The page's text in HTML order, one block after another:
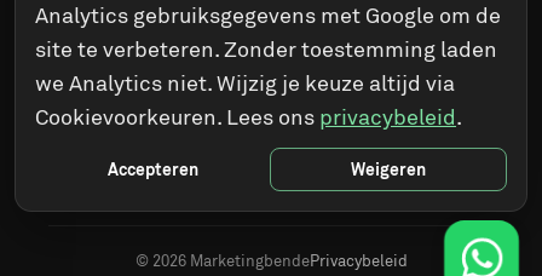
CONTACT
085 - 876 9457
© 2026 MarketingbendePrivacybeleid
Analytics gebruiksgegevens met Google om de
site te verbeteren. Zonder toestemming laden
we Analytics niet. Wijzig je keuze altijd via
Cookievoorkeuren. Lees ons privacybeleid.
Accepteren Weigeren